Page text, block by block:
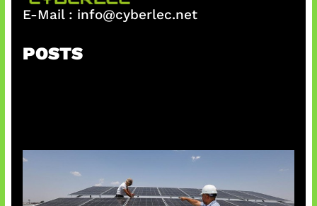
E-Mail : info@cyberlec.net
POSTS